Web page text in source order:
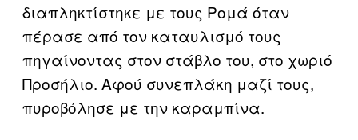
διαπληκτίστηκε με τους Ρομά όταν
πέρασε από τον καταυλισμό τους
πηγαίνοντας στον στάβλο του, στο χωριό
Προσήλιο. Αφού συνεπλάκη μαζί τους,
πυροβόλησε με την καραμπίνα.